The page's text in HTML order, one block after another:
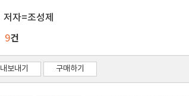
저자=조성제
9건
내보내기 구매하기